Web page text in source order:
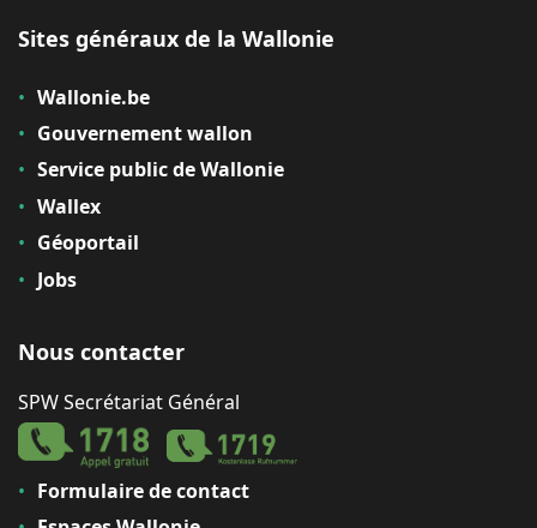
Sites généraux de la Wallonie
Wallonie.be
Gouvernement wallon
Service public de Wallonie
Wallex
Géoportail
Jobs
Nous contacter
SPW Secrétariat Général
Formulaire de contact